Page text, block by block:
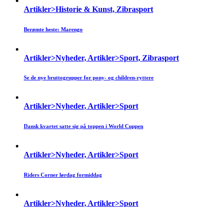
Artikler>Historie & Kunst, Zibrasport
Berømte heste: Marengo
Artikler>Nyheder, Artikler>Sport, Zibrasport
Se de nye bruttogrupper for pony- og children-ryttere
Artikler>Nyheder, Artikler>Sport
Dansk kvartet satte sig på toppen i World Cuppen
Artikler>Nyheder, Artikler>Sport
Riders Corner lørdag formiddag
Artikler>Nyheder, Artikler>Sport